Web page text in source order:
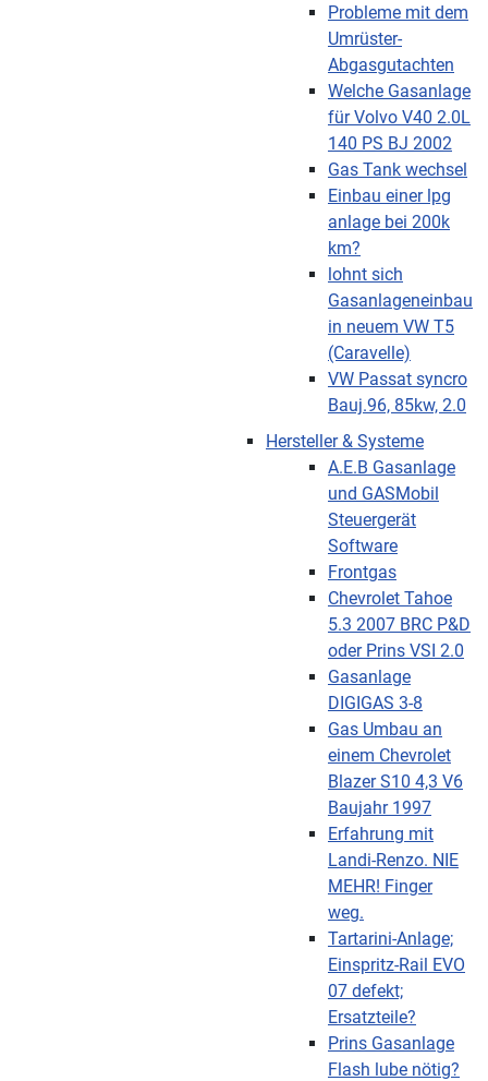
Probleme mit dem
Umrüster-
Abgasgutachten
Welche Gasanlage
für Volvo V40 2.0L
140 PS BJ 2002
Gas Tank wechsel
Einbau einer lpg
anlage bei 200k
km?
lohnt sich
Gasanlageneinbau
in neuem VW T5
(Caravelle)
VW Passat syncro
Bauj.96, 85kw, 2.0
Hersteller & Systeme
A.E.B Gasanlage
und GASMobil
Steuergerät
Software
Frontgas
Chevrolet Tahoe
5.3 2007 BRC P&D
oder Prins VSI 2.0
Gasanlage
DIGIGAS 3-8
Gas Umbau an
einem Chevrolet
Blazer S10 4,3 V6
Baujahr 1997
Erfahrung mit
Landi-Renzo. NIE
MEHR! Finger
weg.
Tartarini-Anlage;
Einspritz-Rail EVO
07 defekt;
Ersatzteile?
Prins Gasanlage
Flash lube nötig?